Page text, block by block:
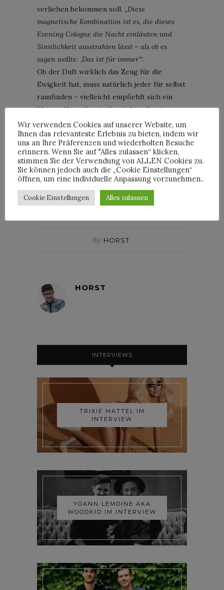
verliehen bekommen soll. „Diese
magnetische Kombination ist es, die dieses
Evening Cologne die Nacht einläuten und
Sinnlichkeit ausstrahlen lässt – als ob es
sagen wollte: ‚Das ist für immer'“.
Ob der Duft wirklich das Zeug für die
Ewigkeit hat, muss natürlich jeder für selbst
rausfinden – vielleicht empfiehlt sich ein
kleiner Abstecher in die nächste Louis-
Vuitton-Boutique, um „City of Stars“ einfach
mal auszuprobieren …
DÜFTE JACQUES CAVALLIER BELLETRUD
LOUIS VUITTON NEWS
By HORST
HORST
INTERVIEWS
TRIXIE MATTEL IM
INTERVIEW
YOANN LEMOINE AKA
WOODKID IM INTERVIEW
Wir verwenden Cookies auf unserer Website, um
Ihnen das relevanteste Erlebnis zu bieten, indem wir
uns an Ihre Präferenzen und wiederholten Besuche
erinnern. Wenn Sie auf "Alles zulassen“ klicken,
stimmen Sie der Verwendung von ALLEN Cookies zu.
Sie können jedoch auch die „Cookie Einstellungen“
öffnen, um eine individuelle Anpassung vorzunehmen..
Cookie Einstellungen Alles zulassen